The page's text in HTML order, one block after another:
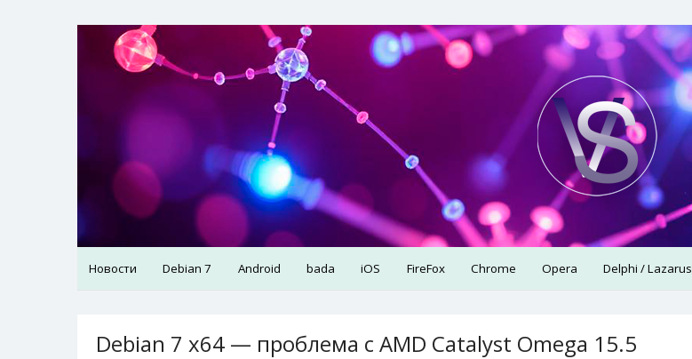
VVSite
Кое-что обо мне и о технологиях, которые я использую.
Новости Debian 7 Android bada iOS FireFox Chrome Opera Delphi / Lazarus
Debian 7 x64 — проблема с AMD Catalyst Omega 15.5